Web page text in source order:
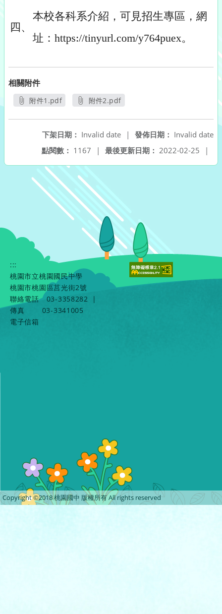
四、
本校各科系介紹，可見招生專區，網
址：https://tinyurl.com/y764puex。
相關附件
附件1.pdf
附件2.pdf
發佈日期： Invalid date
下架日期： Invalid date
|
最後更新日期： 2022-02-25 |
點閱數： 1167 |
:::
桃園市立桃園國民中學
桃園市桃園區莒光街2號
聯絡電話
03-3358282
|
傳真
03-3341005
電子信箱
Copyright ©2018 桃園國中 版權所有 All rights reserved